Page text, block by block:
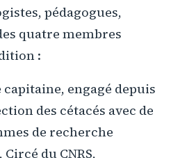
pédagogues,
quatre membres
:
engagé depuis
des cétacés avec de
de recherche
Circé du CNRS,